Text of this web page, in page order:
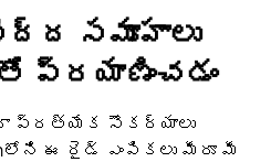
సమూహాలు
ప్రయాణించడం
ప్రత్యేక సౌకర్యాలు
ఈ రైడ్ ఎంపికలు మీరూ మీ